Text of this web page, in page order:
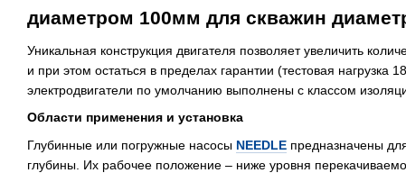
диаметром 100мм для скважин
Уникальная конструкция двигателя позволяет увеличить
и при этом остаться в пределах гарантии (тестовая нагрузка
электродвигатели по умолчанию выполнены с классом
Области применения и установка
Глубинные или погружные насосы NEEDLE предназначены
глубины. Их рабочее положение – ниже уровня